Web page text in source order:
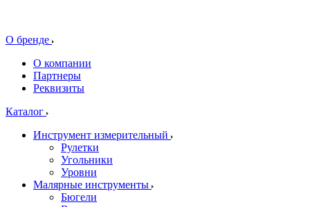
О бренде
О компании
Партнеры
Реквизиты
Каталог
Инструмент измерительный
Рулетки
Угольники
Уровни
Малярные инструменты
Бюгели